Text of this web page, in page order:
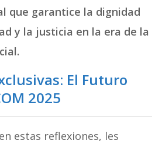
que garantice la dignidad
y la justicia en la era de la
El Futuro
2025
estas reflexiones, les